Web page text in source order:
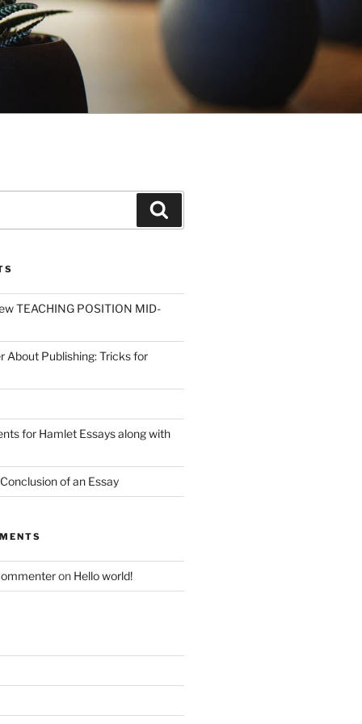
TEACHING POSITION MID-
About Publishing: Tricks for
for Hamlet Essays along with
of an Essay
on Hello world!